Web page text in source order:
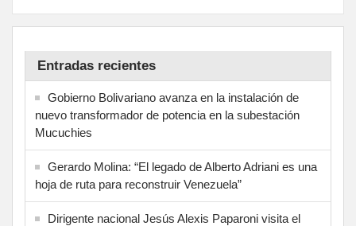
Entradas recientes
Gobierno Bolivariano avanza en la instalación de
nuevo transformador de potencia en la subestación
Mucuchies
Gerardo Molina: “El legado de Alberto Adriani es una
hoja de ruta para reconstruir Venezuela”
Dirigente nacional Jesús Alexis Paparoni visita el